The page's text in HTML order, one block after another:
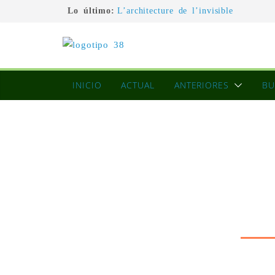
Lo último: L’architecture de l’invisible
excepcional
Blanca Beatriz Caraballo o el
INICIO ACTUAL ANTERIORES